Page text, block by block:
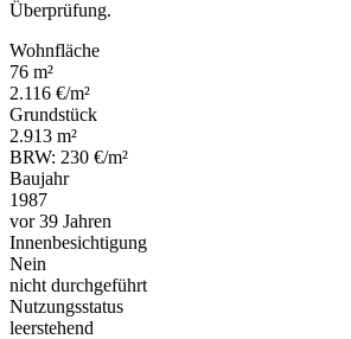
Überprüfung.
Wohnfläche
76 m²
2.116 €/m²
Grundstück
2.913 m²
BRW: 230 €/m²
Baujahr
1987
vor 39 Jahren
Innenbesichtigung
Nein
nicht durchgeführt
Nutzungsstatus
leerstehend